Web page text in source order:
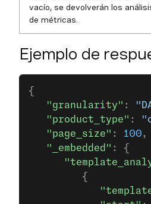
vacío, se devolverán los
de métricas.
Ejemplo de
{
   "granularity"
:
   "product_type"
:
   "page_size"
: 100,
   "_embedded"
: {
         {